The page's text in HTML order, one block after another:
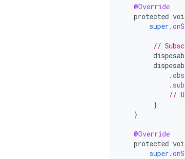
@Override
protected
super .
//
.
.
//
}
}
@Override
protected
super .